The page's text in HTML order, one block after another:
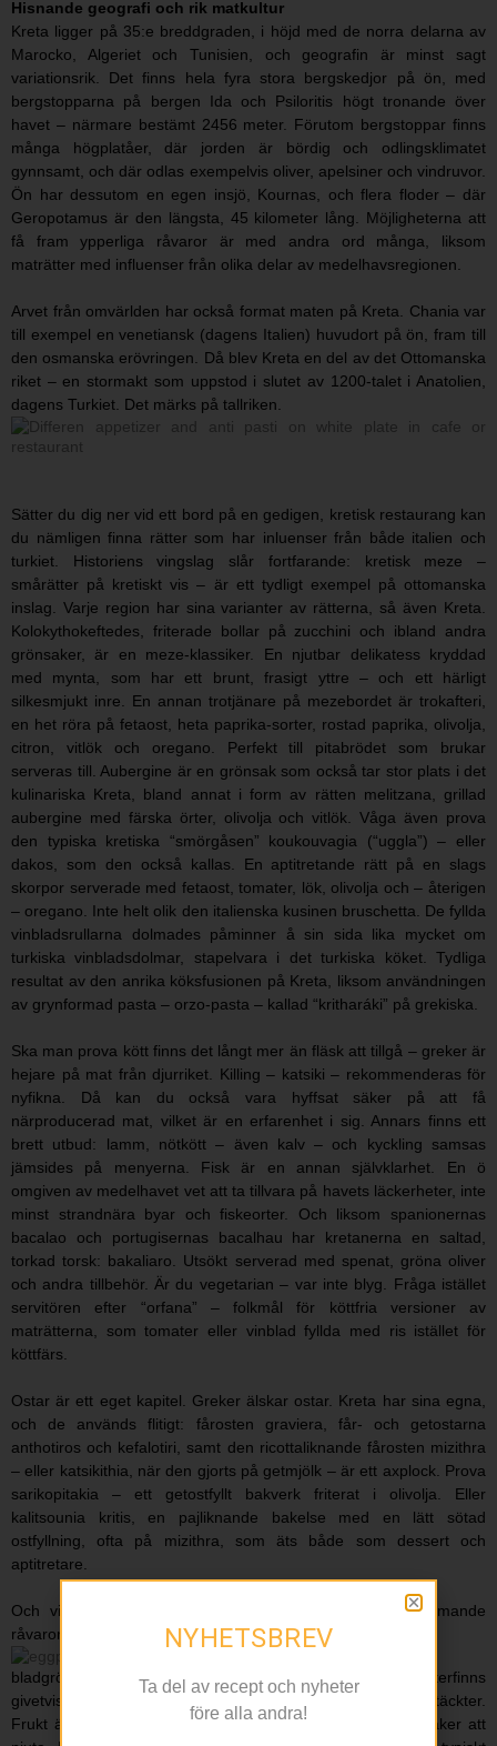
Hisnande geografi och rik matkultur
Kreta ligger på 35:e breddgraden, i höjd med de norra delarna av
Marocko, Algeriet och Tunisien, och geografin är minst sagt
variationsrik. Det finns hela fyra stora bergskedjor på ön, med
bergstopparna på bergen Ida och Psiloritis högt tronande över
havet – närmare bestämt 2456 meter. Förutom bergstoppar finns
många högplatåer, där jorden är bördig och odlingsklimatet
gynnsamt, och där odlas exempelvis oliver, apelsiner och vindruvor.
Ön har dessutom en egen insjö, Kournas, och flera floder – där
Geropotamus är den längsta, 45 kilometer lång. Möjligheterna att
få fram ypperliga råvaror är med andra ord många, liksom
maträtter med influenser från olika delar av medelhavsregionen.
Arvet från omvärlden har också format maten på Kreta. Chania var
till exempel en venetiansk (dagens Italien) huvudort på ön, fram till
den osmanska erövringen. Då blev Kreta en del av det Ottomanska
riket – en stormakt som uppstod i slutet av 1200-talet i Anatolien,
dagens Turkiet. Det märks på tallriken.
Sätter du dig ner vid ett bord på en gedigen, kretisk restaurang kan
du nämligen finna rätter som har inluenser från både italien och
turkiet. Historiens vingslag slår fortfarande: kretisk meze –
smårätter på kretiskt vis – är ett tydligt exempel på ottomanska
inslag. Varje region har sina varianter av rätterna, så även Kreta.
Kolokythokeftedes, friterade bollar på zucchini och ibland andra
grönsaker, är en meze-klassiker. En njutbar delikatess kryddad
med mynta, som har ett brunt, frasigt yttre – och ett härligt
silkesmjukt inre. En annan trotjänare på mezebordet är trokafteri,
en het röra på fetaost, heta paprika-sorter, rostad paprika, olivolja,
citron, vitlök och oregano. Perfekt till pitabrödet som brukar
serveras till. Aubergine är en grönsak som också tar stor plats i det
kulinariska Kreta, bland annat i form av rätten melitzana, grillad
aubergine med färska örter, olivolja och vitlök. Våga även prova
den typiska kretiska “smörgåsen” koukouvagia (“uggla”) – eller
dakos, som den också kallas. En aptitretande rätt på en slags
skorpor serverade med fetaost, tomater, lök, olivolja och – återigen
– oregano. Inte helt olik den italienska kusinen bruschetta. De fyllda
vinbladsrullarna dolmades påminner å sin sida lika mycket om
turkiska vinbladsdolmar, stapelvara i det turkiska köket. Tydliga
resultat av den anrika köksfusionen på Kreta, liksom användningen
av grynformad pasta – orzo-pasta – kallad “kritharáki” på grekiska.
Ska man prova kött finns det långt mer än fläsk att tillgå – greker är
hejare på mat från djurriket. Killing – katsiki – rekommenderas för
nyfikna. Då kan du också vara hyffsat säker på att få
närproducerad mat, vilket är en erfarenhet i sig. Annars finns ett
brett utbud: lamm, nötkött – även kalv – och kyckling samsas
jämsides på menyerna. Fisk är en annan självklarhet. En ö
omgiven av medelhavet vet att ta tillvara på havets läckerheter, inte
minst strandnära byar och fiskeorter. Och liksom spanionernas
bacalao och portugisernas bacalhau har kretanerna en saltad,
torkad torsk: bakaliaro. Utsökt serverad med spenat, gröna oliver
och andra tillbehör. Är du vegetarian – var inte blyg. Fråga istället
servitören efter “orfana” – folkmål för köttfria versioner av
maträtterna, som tomater eller vinblad fyllda med ris istället för
köttfärs.
Ostar är ett eget kapitel. Greker älskar ostar. Kreta har sina egna,
och de används flitigt: fårosten graviera, får- och getostarna
anthotiros och kefalotiri, samt den ricottaliknande fårosten mizithra
– eller katsikithia, när den gjorts på getmjölk – är ett axplock. Prova
sarikopitakia – ett getostfyllt bakverk friterat i olivolja. Eller
kalitsounia kritis, en pajliknande bakelse med en lätt sötad
ostfyllning, ofta på mizithra, som äts både som dessert och
aptitretare.
Och vid sidan av de härliga varmrätterna, där återkommande
råvaror är ost, zucchini, aubergine, bönor, horta (vild
bladgrönsak), oregano, mynta och oliver (ofta svarta), återfinns
givetvis just underbara desserter. Här väntar lika ljuvliga upptäckter.
Frukt är en återkommande favorit, men det finns fler sötsaker att
NYHETSBREV
Ta del av recept och nyheter
före alla andra!